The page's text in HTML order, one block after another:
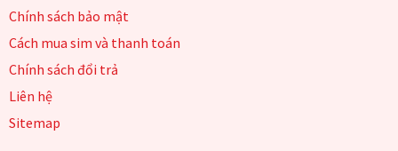
Chính sách bảo mật
Cách mua sim và thanh toán
Chính sách đổi trả
Liên hệ
Sitemap